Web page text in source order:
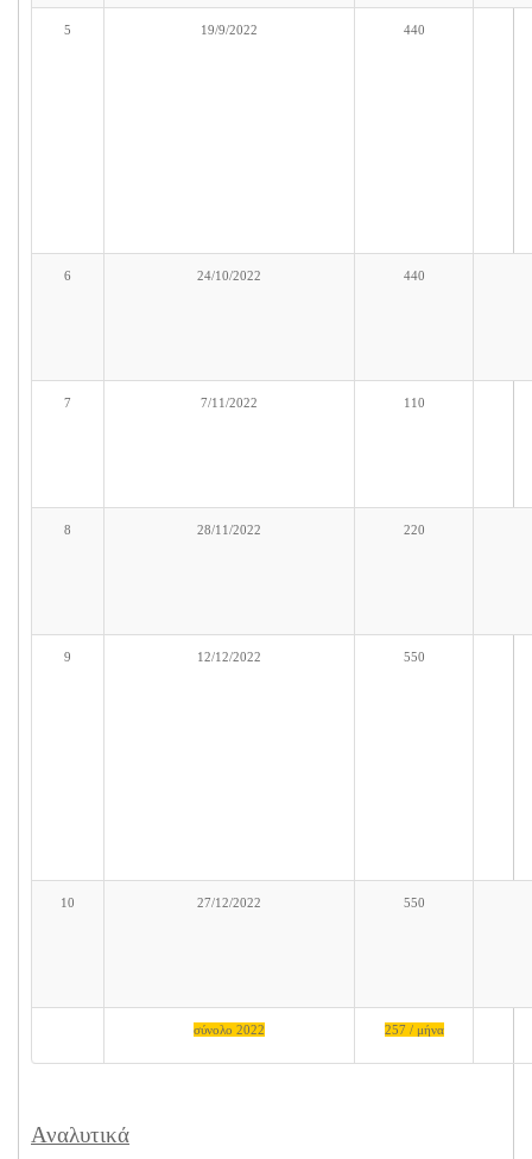
5 19/9/2022 440
6 24/10/2022 440
7 7/11/2022 110
8 28/11/2022 220
9 12/12/2022 550
10 27/12/2022 550
σύνολο 2022 257 / μήνα
Αναλυτικά